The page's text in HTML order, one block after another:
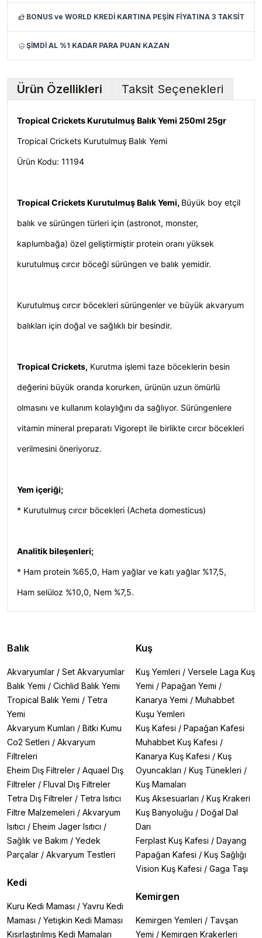
BONUS ve WORLD KREDİ KARTINA PEŞİN FİYATINA 3 TAKSİT
ŞİMDİ AL %1 KADAR PARA PUAN KAZAN
Ürün Özellikleri Taksit Seçenekleri
Tropical Crickets Kurutulmuş Balık Yemi 250ml 25gr
Tropical Crickets Kurutulmuş Balık Yemi
Ürün Kodu: 11194
Tropical Crickets Kurutulmuş Balık Yemi, Büyük boy etçil
balık ve sürüngen türleri için (astronot, monster,
kaplumbağa) özel geliştirmiştir protein oranı yüksek
kurutulmuş cırcır böceği sürüngen ve balık yemidir.
Kurutulmuş cırcır böcekleri sürüngenler ve büyük akvaryum
balıkları için doğal ve sağlıklı bir besindir.
Tropical Crickets, Kurutma işlemi taze böceklerin besin
değerini büyük oranda korurken, ürünün uzun ömürlü
olmasını ve kullanım kolaylığını da sağlıyor. Sürüngenlere
vitamin mineral preparatı Vigorept ile birlikte cırcır böcekleri
verilmesini öneriyoruz.
Yem içeriği;
* Kurutulmuş cırcır böcekleri (Acheta domesticus)
Analitik bileşenleri;
* Ham protein %65,0, Ham yağlar ve katı yağlar %17,5,
Ham selüloz %10,0, Nem %7,5.
Balık
Akvaryumlar / Set Akvaryumlar
Balık Yemi / Cichlid Balık Yemi
Tropical Balık Yemi / Tetra
Yemi
Akvaryum Kumları / Bitki Kumu
Co2 Setleri / Akvaryum
Filtreleri
Eheim Dış Filtreler / Aquael Dış
Filtreler / Fluval Dış Filtreler
Tetra Dış Filtreler / Tetra Isıtıcı
Filtre Malzemeleri / Akvaryum
Isıtıcı / Eheim Jager Isıtıcı /
Sağlık ve Bakım / Yedek
Parçalar / Akvaryum Testleri
Kedi
Kuru Kedi Maması / Yavru Kedi
Maması / Yetişkin Kedi Maması
Kısırlaştırılmış Kedi Mamaları
Kuş
Kuş Yemleri / Versele Laga Kuş
Yemi / Papağan Yemi /
Kanarya Yemi / Muhabbet
Kuşu Yemleri
Kuş Kafesi / Papağan Kafesi
Muhabbet Kuş Kafesi /
Kanarya Kuş Kafesi / Kuş
Oyuncakları / Kuş Tünekleri /
Kuş Mamaları
Kuş Aksesuarları / Kuş Krakeri
Kuş Banyoluğu / Doğal Dal
Darı
Ferplast Kuş Kafesi / Dayang
Papağan Kafesi / Kuş Sağlığı
Vision Kuş Kafesi / Gaga Taşı
Kemirgen
Kemirgen Yemleri / Tavşan
Yemi / Kemirgen Krakerleri